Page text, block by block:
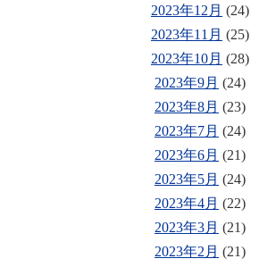
2023年12月 (24)
2023年11月 (25)
2023年10月 (28)
2023年9月 (24)
2023年8月 (23)
2023年7月 (24)
2023年6月 (21)
2023年5月 (24)
2023年4月 (22)
2023年3月 (21)
2023年2月 (21)